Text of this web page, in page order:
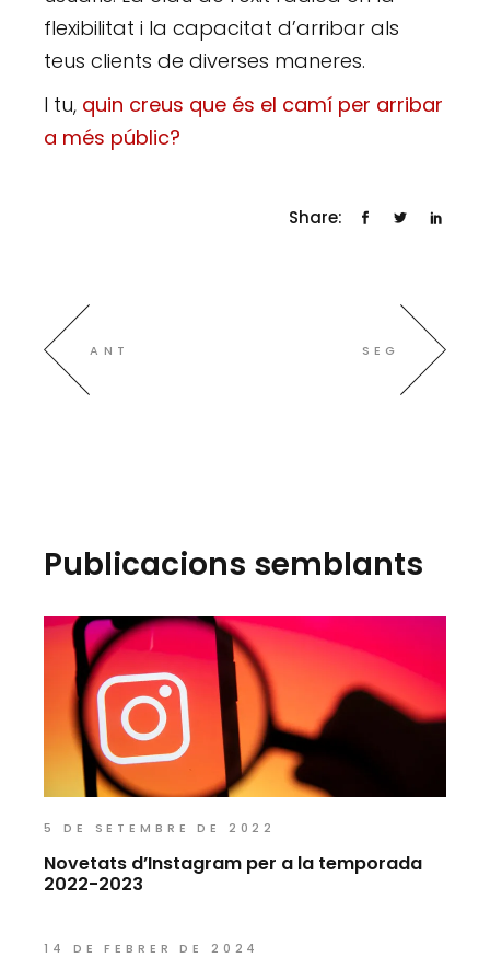
flexibilitat i la capacitat d’arribar als
teus clients de diverses maneres.
I tu, quin creus que és el camí per arribar
a més públic?
Share:
ANT SEG
Publicacions semblants
5 DE SETEMBRE DE 2022
Novetats d’Instagram per a la temporada
2022-2023
14 DE FEBRER DE 2024